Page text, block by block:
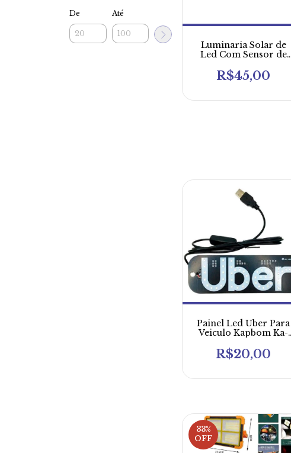
De Até
Luminaria Solar de
Led Com Sensor de
Acendimento
Automático Noturno
R$45,00
Painel Led Uber Para
Veiculo Kapbom Ka-
R$20,00
33%
OFF